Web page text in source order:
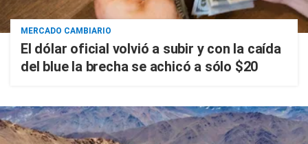
MERCADO CAMBIARIO
El dólar oficial volvió a subir y con la caída
del blue la brecha se achicó a sólo $20